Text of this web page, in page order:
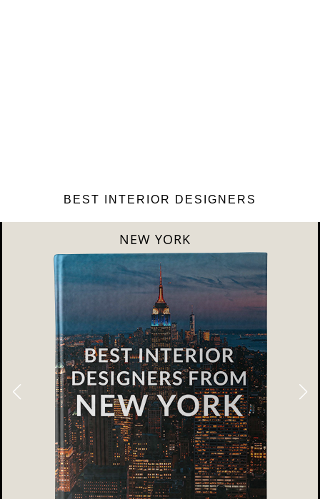
BEST INTERIOR DESIGNERS
LONDON